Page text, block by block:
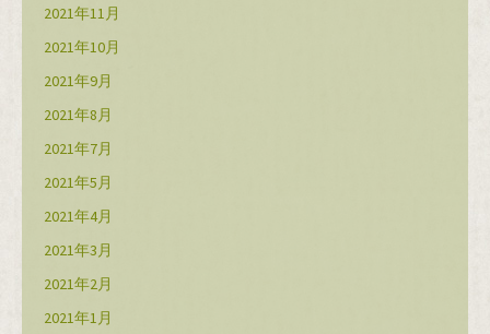
2021年11月
2021年10月
2021年9月
2021年8月
2021年7月
2021年5月
2021年4月
2021年3月
2021年2月
2021年1月